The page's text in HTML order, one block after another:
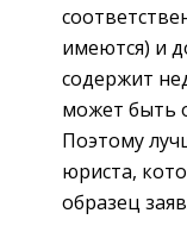
имеются) и
содержит
может быть
Поэтому
юриста,
образец